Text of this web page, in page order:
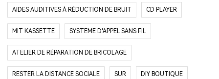
AIDES AUDITIVES À RÉDUCTION DE BRUIT CD PLAYER
MIT KASSETTE SYSTEME D'APPEL SANS FIL
ATELIER DE RÉPARATION DE BRICOLAGE
RESTER LA DISTANCE SOCIALE SUR DIY BOUTIQUE